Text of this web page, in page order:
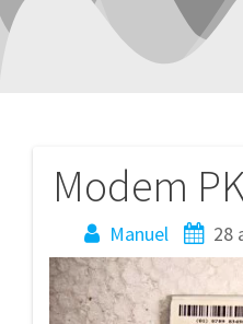
Modem
Manuel 28
Navegación
de
entradas